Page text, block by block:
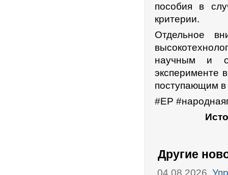
пособия в
критерии.
Отдельное
научным и
эксперименте
поступающим в
#ЕР
Другие
04.08.2026